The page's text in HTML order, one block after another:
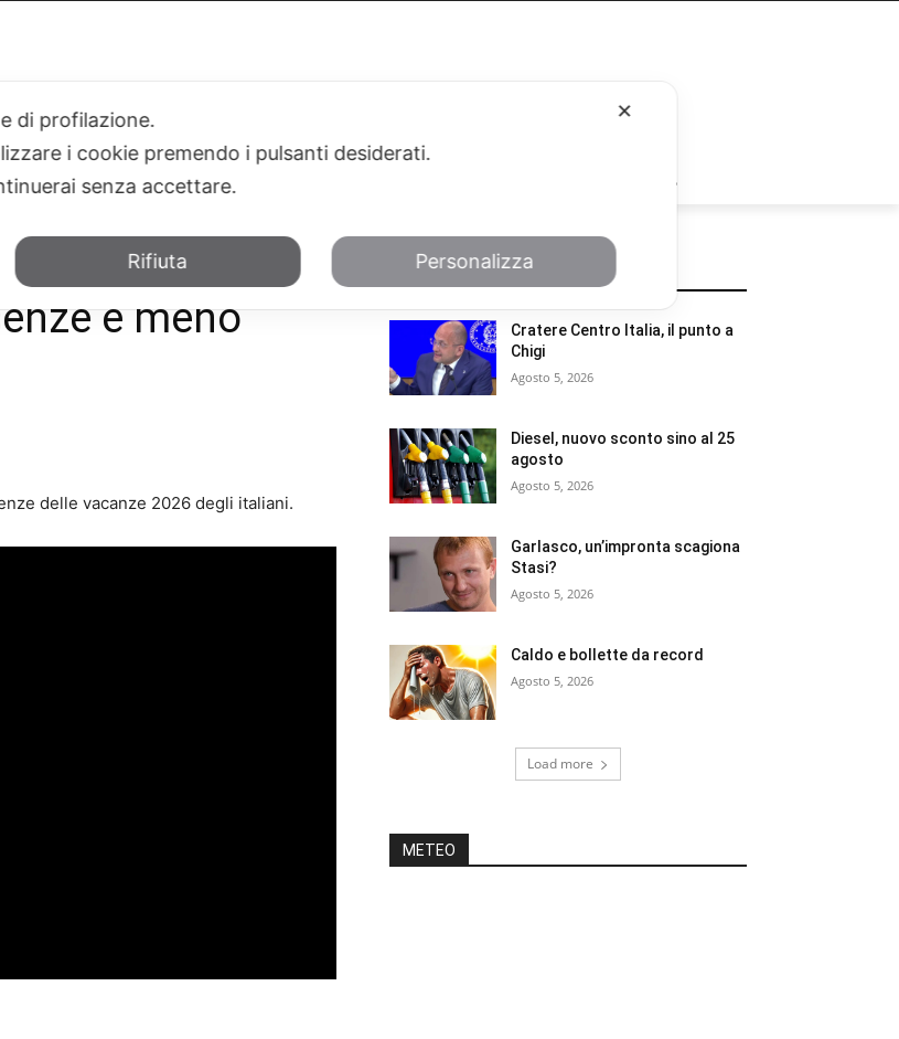
SALUTE
e meno
delle vacanze 2026 degli italiani.
Cratere Centro Italia, il punto a
Chigi
Agosto 5, 2026
Diesel, nuovo sconto sino al 25
agosto
Agosto 5, 2026
Garlasco, un’impronta scagiona
Stasi?
Agosto 5, 2026
Caldo e bollette da record
Agosto 5, 2026
Load more
METEO
✕
di profilazione.
i cookie premendo i pulsanti desiderati.
senza accettare.
Rifiuta Personalizza